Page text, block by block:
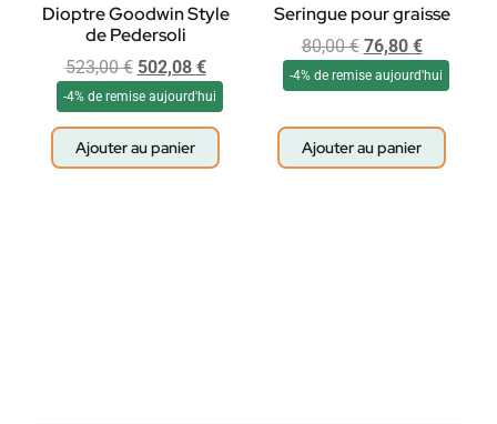
Dioptre Goodwin Style
de Pedersoli
523,00€ 502,08 €
-4% de remise aujourd'hui
Ajouter au panier
Seringue pour graisse
80,00€ 76,80 €
-4% de remise aujourd'hui
Ajouter au panier